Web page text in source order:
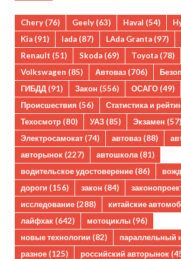
Chery (76) Geely (63) Haval (54)
Kia (91) lada (87) LAda Granta (97)
Renault (51) Skoda (69) Toyota (78)
Volkswagen (85) Автоваз (706)
ГИБДД (91) Закон (556) ОСАГО (49)
Происшествия (56) Статистика и
Техосмотр (80) УАЗ (85) Экзамен (57)
Электросамокат (74) автоваз (88)
авторынок (227) автошкола (81)
водительское удостоверение (86)
дороги (156) закон (84)
исследование (288) китайские
лайфхак (642) мотоциклы (96)
новые технологии (82) параллельный
разное (125) российский авторынок